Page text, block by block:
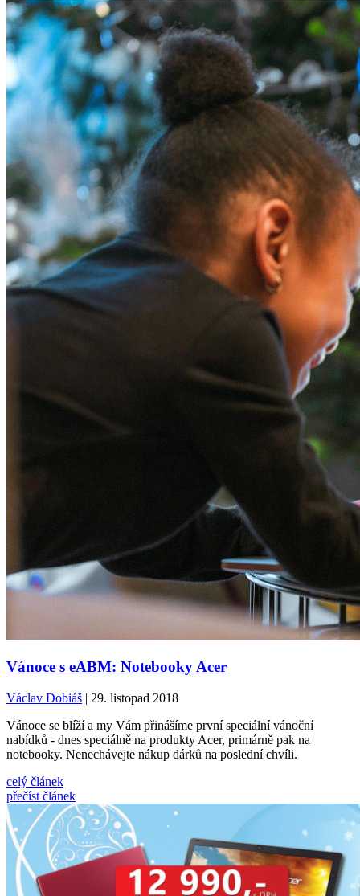
Vánoce s eABM: Notebooky Acer
Václav Dobiáš | 29. listopad 2018
Vánoce se blíží a my Vám přinášíme první speciální vánoční
nabídků - dnes speciálně na produkty Acer, primárně pak na
notebooky. Nenechávejte nákup dárků na poslední chvíli.
celý článek
přečíst článek